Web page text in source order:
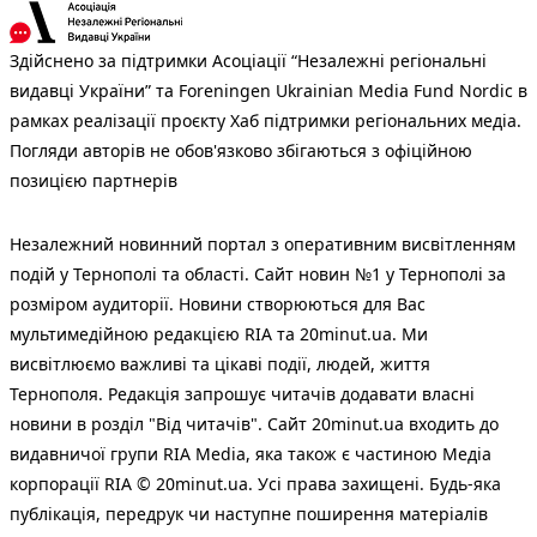
Здійснено за підтримки Асоціації “Незалежні регіональні
видавці України” та Foreningen Ukrainian Media Fund Nordic в
рамках реалізації проєкту Хаб підтримки регіональних медіа.
Погляди авторів не обов'язково збігаються з офіційною
позицією партнерів
Незалежний новинний портал з оперативним висвітленням
подій у Тернополі та області. Сайт новин №1 у Тернополі за
розміром аудиторії. Новини створюються для Вас
мультимедійною редакцією RIA та 20minut.ua. Ми
висвітлюємо важливі та цікаві події, людей, життя
Тернополя. Редакція запрошує читачів додавати власні
новини в розділ "Від читачів". Сайт 20minut.ua входить до
видавничої групи RIA Media, яка також є частиною Медіа
корпорації RIA © 20minut.ua. Усі права захищені. Будь-яка
публiкацiя, передрук чи наступне поширення матеріалів